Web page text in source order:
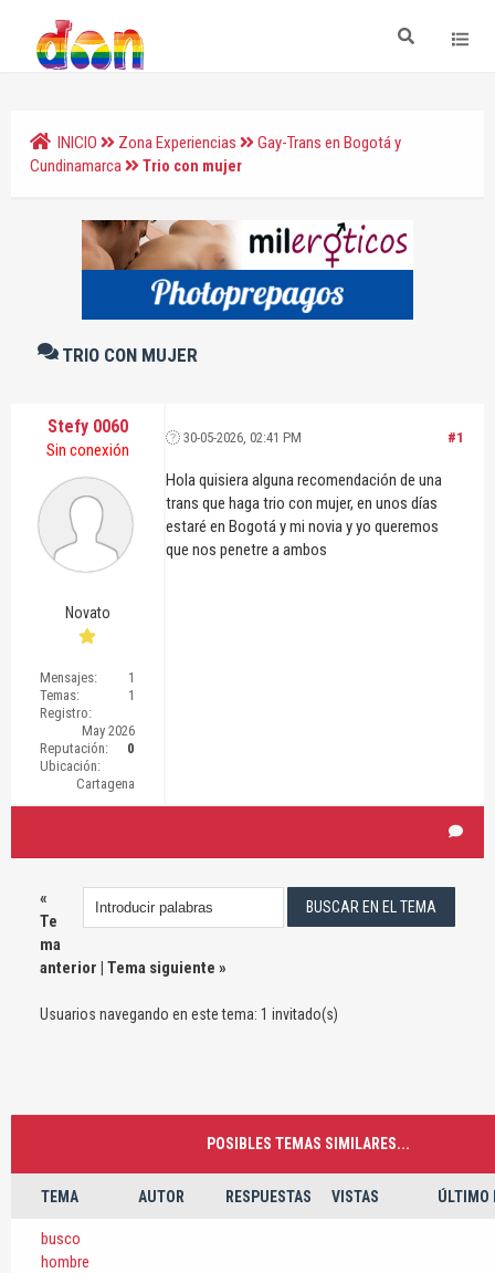
INICIO Zona Experiencias
Gay-Trans en Bogotá y
Cundinamarca
Trio con mujer
TRIO CON MUJER
Stefy 0060
Sin conexión
Novato
Mensajes:
1
Temas:
1
Registro:
May 2026
Reputación:
0
Ubicación:
Cartagena
#1
30-05-2026, 02:41 PM
Hola quisiera alguna recomendación de una
trans que haga trio con mujer, en unos días
estaré en Bogotá y mi novia y yo queremos
que nos penetre a ambos
«
Te
ma
anterior | Tema siguiente »
Usuarios navegando en este tema: 1 invitado(s)
POSIBLES TEMAS SIMILARES...
TEMA AUTOR RESPUESTAS VISTAS ÚLTIMO
busco
hombre